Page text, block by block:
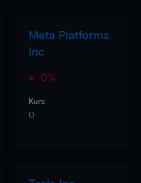
Meta Platforms
Inc
0%
Kurs
0